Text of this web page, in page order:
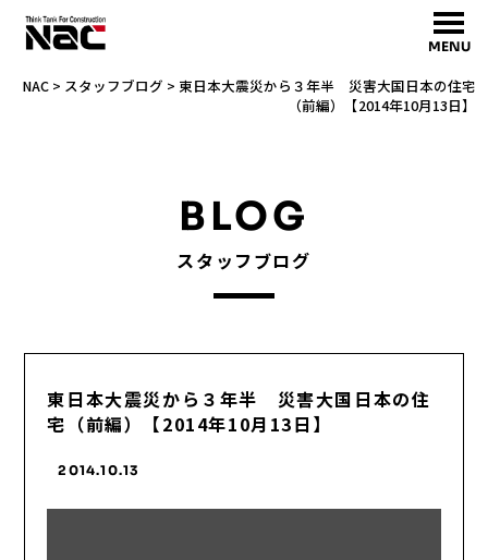
MENU
NAC> スタッフブログ > 東日本大震災から３年半 災害大国日本の住宅
（前編）【2014年10月13日】
BLOG
スタッフブログ
東日本大震災から３年半 災害大国日本の住
宅（前編）【2014年10月13日】
2014.10.13